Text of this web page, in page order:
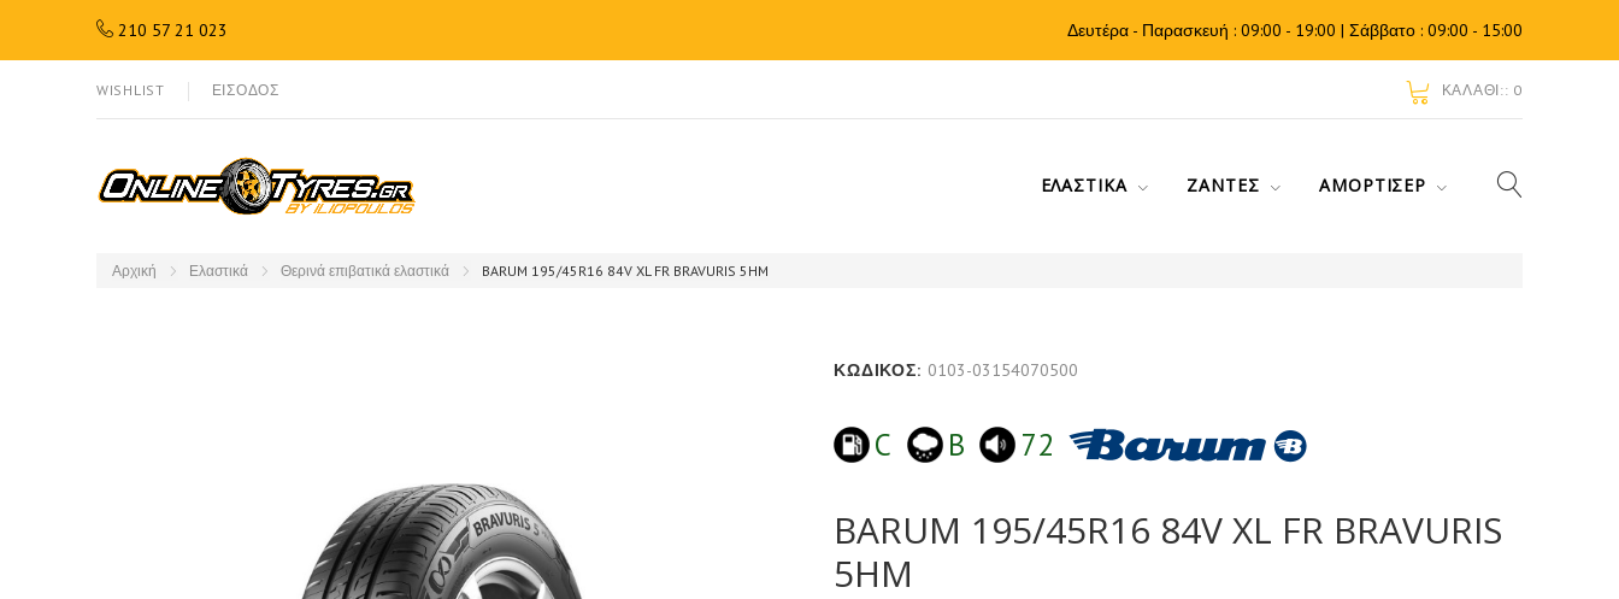
210 57 21 023 Δευτέρα - Παρασκευή : 09:00 - 19:00 | Σάββατο : 09:00 - 15:00
WISHLIST ΕΙΣΟΔΟΣ ΚΑΛΆΘΙ:: 0
ΕΛΑΣΤΙΚΆ ΖΆΝΤΕΣ ΑΜΟΡΤΙΣΈΡ
Αρχική Ελαστικά Θερινά επιβατικά ελαστικά BARUM 195/45R16 84V XL FR BRAVURIS 5HM
ΚΩΔΙΚΟΣ: 0103-03154070500
C B 72
BARUM 195/45R16 84V XL FR BRAVURIS
5HM